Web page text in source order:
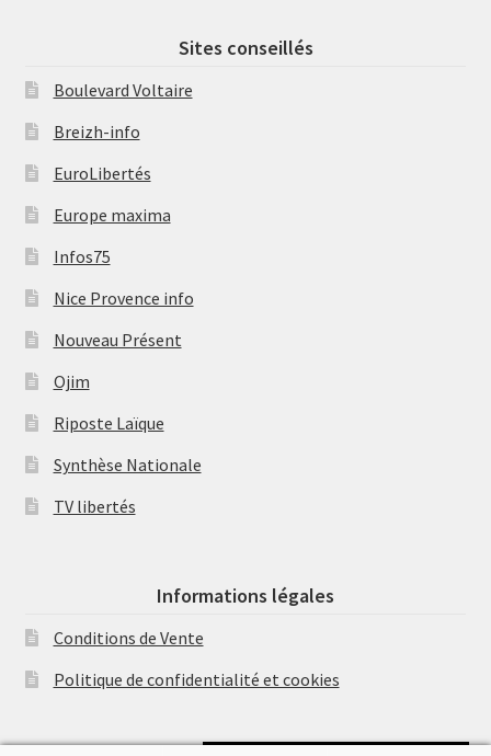
Sites conseillés
Boulevard Voltaire
Breizh-info
EuroLibertés
Europe maxima
Infos75
Nice Provence info
Nouveau Présent
Ojim
Riposte Laïque
Synthèse Nationale
TV libertés
Informations légales
Conditions de Vente
Politique de confidentialité et cookies